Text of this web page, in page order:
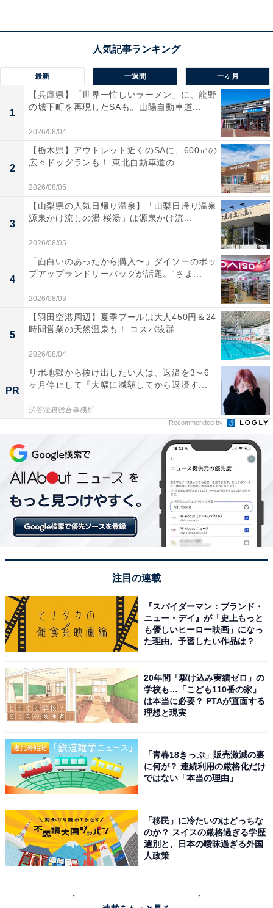
テレビの音が聞き取りにくい時に、手元でクリアな音声
「はっきり音声」機能が、ドラマのセリフやニュースの
声を強調して際立たせてくれます。大きなダイヤルで操
作も迷わず、本体をベースに置くだけで充電できるスタ
イルが非常に便利！ IPX2の生活防水設計なので、キッチ
ンで家事をしながら番組を楽しめるのも嬉しいポイント
ですね。連続20時間の長時間再生も頼もしいです。
ユーザーからは「接続が簡単ですぐ使えた」「耳の遠い
家族が喜んでいる」と好評です。一方で、「環境によっ
ては稀にノイズが入ることもある」という声も。テレビ
の音量を上げすぎずにしっかり聞き取りたい人や、家の
中を自由に移動しながら音を聞きたい人には、おすすめ
の商品といえそうです。
【今日チェックしたい】JVCケンウッドの人気商
品5選
JVCケンウッド Victor SP-WS02BT Bluetooth スピーカ
ー 小型 最大12時間再生 ステレオペアリング ポータブル
スピーカー AUX対応 出力20W USB-C充電 ウッドデザイ
ン
JVCケンウッド「EX-D6」
音 インテリアオーディオ フルレンジウッドコーン
最新 一週間 一ヶ月
1
【兵庫県】「世界一忙しいラーメン」に、龍野
の城下町を再現したSAも。山陽自動車道...
2026/08/04
2
【栃木県】アウトレット近くのSAに、600㎡の
広々ドッグランも！ 東北自動車道の...
2026/08/05
3
【山梨県の人気日帰り温泉】「山梨日帰り温泉
源泉かけ流しの湯 桜湯」は源泉かけ流...
2026/08/05
4
「面白いのあったから購入〜」ダイソーのポッ
プアップランドリーバッグが話題。“さま...
2026/08/03
5
【羽田空港周辺】夏季プールは大人450円＆24
時間営業の天然温泉も！ コスパ抜群...
2026/08/04
PR
リボ地獄から抜け出したい人は、返済を3～6
ヶ月停止して『大幅に減額してから返済す...
渋谷法務総合事務所
Recommended by
注目の連載
『スパイダーマン：ブランド・
ニュー・デイ』が「史上もっと
も優しいヒーロー映画」になっ
た理由。予習したい作品は？
20年間「駆け込み実績ゼロ」の
学校も…「こども110番の家」
は本当に必要？ PTAが直面する
理想と現実
「青春18きっぷ」販売激減の裏
に何が？ 連続利用の厳格化だけ
ではない「本当の理由」
「移民」に冷たいのはどっちな
のか？ スイスの厳格過ぎる学歴
選別と、日本の曖昧過ぎる外国
人政策